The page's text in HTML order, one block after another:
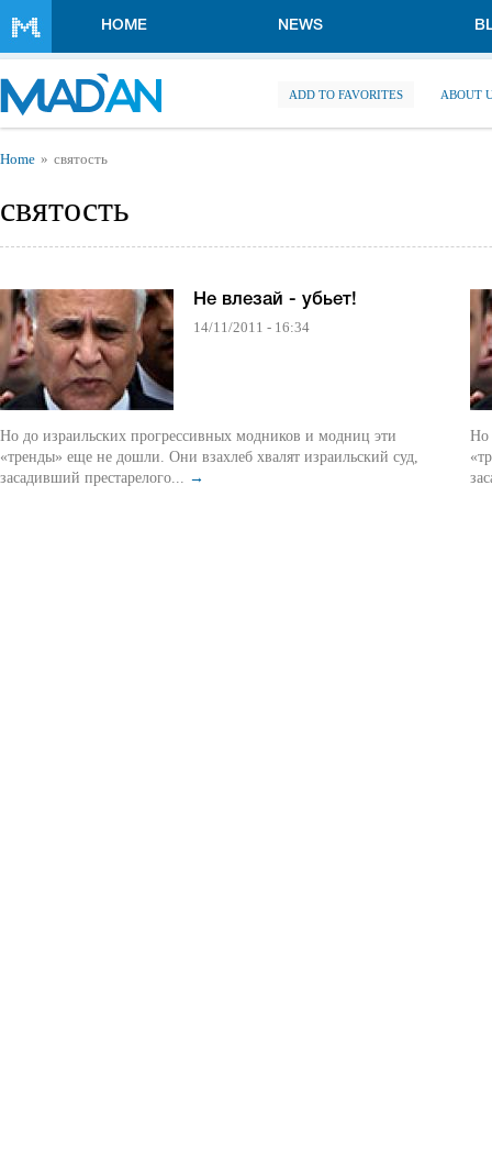
HOME NEWS
ADD TO FAVORITES ABOUT
You are here
Home святость
святость
Не влезай - убьет!
14/11/2011 - 16:34
Но до израильских прогрессивных модников и модниц эти
«тренды» еще не дошли. Они взахлеб хвалят израильский суд,
засадивший престарелого... →
Но